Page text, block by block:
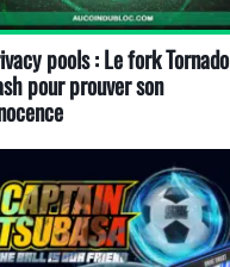
pools : Le fork Tornado
pour prouver son